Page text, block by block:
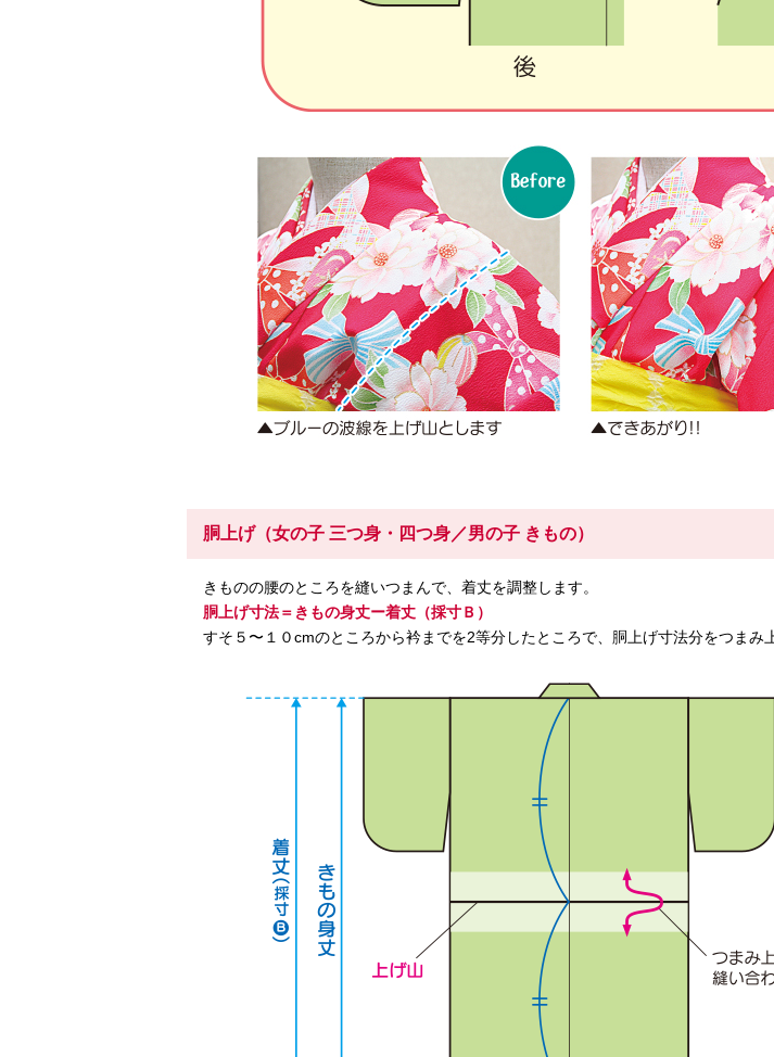
胴上げ（女の子 三つ身・四つ身／男の子 きもの）
きものの腰のところを縫いつまんで、着丈を調整します。
胴上げ寸法＝きもの身丈ー着丈（採寸Ｂ）
すそ５〜１０cmのところから衿までを2等分したところで、胴上げ寸法分をつまみ